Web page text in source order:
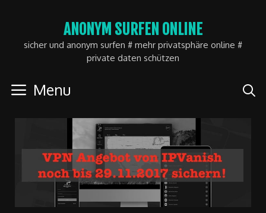
content
ANONYM SURFEN ONLINE
sicher und anonym surfen # mehr privatsphäre online #
private daten schützen
Menu